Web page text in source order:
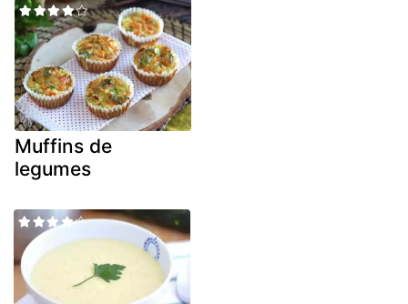
Muffins de
legumes